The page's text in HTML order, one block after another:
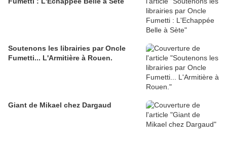
Soutenons les librairies par Oncle
Fumetti... L'Armitière à Rouen.
Giant de Mikael chez Dargaud